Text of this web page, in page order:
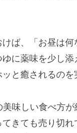
けば、「お昼は
に薬味を少し
と癒されるのを
味しい食べ方
きても売り切